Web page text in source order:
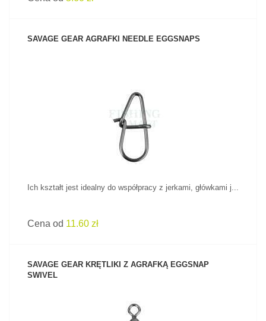
SAVAGE GEAR AGRAFKI NEEDLE EGGSNAPS
ZOBACZ PRODUKT
Ich kształt jest idealny do współpracy z jerkami, główkami j...
Cena od 11.60 zł
SAVAGE GEAR KRĘTLIKI Z AGRAFKĄ EGGSNAP
SWIVEL